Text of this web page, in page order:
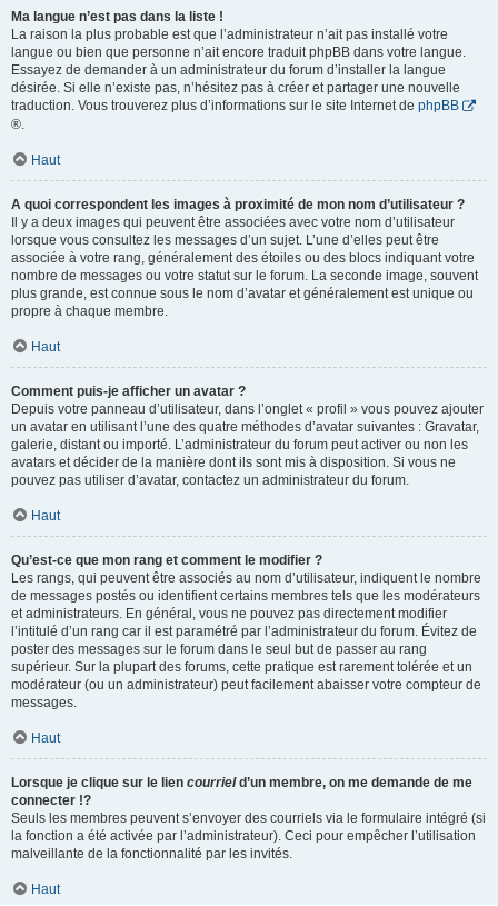
Ma langue n’est pas dans la liste !
La raison la plus probable est que l’administrateur n’ait pas installé votre
langue ou bien que personne n’ait encore traduit phpBB dans votre langue.
Essayez de demander à un administrateur du forum d’installer la langue
désirée. Si elle n’existe pas, n’hésitez pas à créer et partager une nouvelle
traduction. Vous trouverez plus d’informations sur le site Internet de phpBB
®.
Haut
A quoi correspondent les images à proximité de mon nom d’utilisateur ?
Il y a deux images qui peuvent être associées avec votre nom d’utilisateur
lorsque vous consultez les messages d’un sujet. L’une d’elles peut être
associée à votre rang, généralement des étoiles ou des blocs indiquant votre
nombre de messages ou votre statut sur le forum. La seconde image, souvent
plus grande, est connue sous le nom d’avatar et généralement est unique ou
propre à chaque membre.
Haut
Comment puis-je afficher un avatar ?
Depuis votre panneau d’utilisateur, dans l’onglet « profil » vous pouvez ajouter
un avatar en utilisant l’une des quatre méthodes d’avatar suivantes : Gravatar,
galerie, distant ou importé. L’administrateur du forum peut activer ou non les
avatars et décider de la manière dont ils sont mis à disposition. Si vous ne
pouvez pas utiliser d’avatar, contactez un administrateur du forum.
Haut
Qu’est-ce que mon rang et comment le modifier ?
Les rangs, qui peuvent être associés au nom d’utilisateur, indiquent le nombre
de messages postés ou identifient certains membres tels que les modérateurs
et administrateurs. En général, vous ne pouvez pas directement modifier
l’intitulé d’un rang car il est paramétré par l’administrateur du forum. Évitez de
poster des messages sur le forum dans le seul but de passer au rang
supérieur. Sur la plupart des forums, cette pratique est rarement tolérée et un
modérateur (ou un administrateur) peut facilement abaisser votre compteur de
messages.
Haut
Lorsque je clique sur le lien courrield’un membre, on me demande de me
connecter !?
Seuls les membres peuvent s’envoyer des courriels via le formulaire intégré (si
la fonction a été activée par l’administrateur). Ceci pour empêcher l’utilisation
malveillante de la fonctionnalité par les invités.
Haut